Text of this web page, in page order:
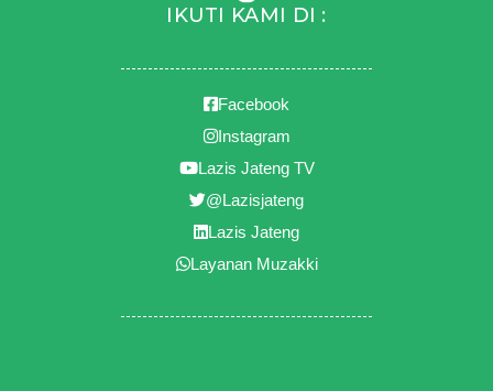
IKUTI KAMI DI :
Facebook
Instagram
Lazis Jateng TV
@Lazisjateng
Lazis Jateng
Layanan Muzakki